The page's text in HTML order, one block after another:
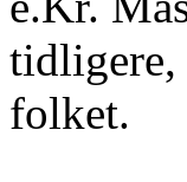
tidligere,
folket.